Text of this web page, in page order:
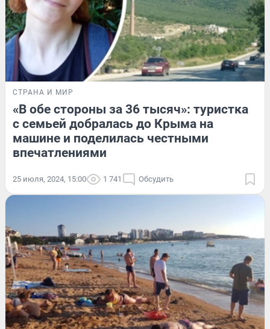
СТРАНА И МИР
«В обе стороны за 36 тысяч»: туристка
с семьей добралась до Крыма на
машине и поделилась честными
впечатлениями
25 июля, 2024, 15:00 1 741 Обсудить